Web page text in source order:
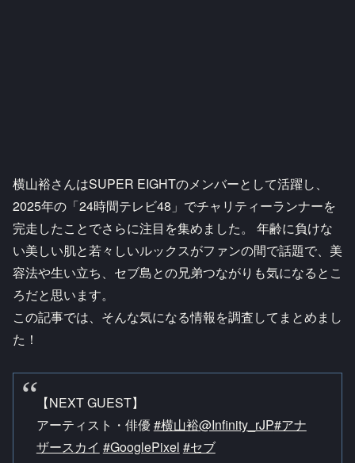
横山裕さんはSUPER EIGHTのメンバーとして活躍し、
2025年の「24時間テレビ48」でチャリティーランナーを
完走したことでさらに注目を集めました。 年齢に負けな
い美しい肌と若々しいルックスがファンの間で話題で、美
容法や生い立ち、セブ島との兄弟つながりも気になるとこ
ろだと思います。
この記事では、そんな気になる情報を調査してまとめまし
た！
【NEXT GUEST】
アーティスト・俳優#横山裕@Infinity_rJP#アナ
ザースカイ #GooglePixel #セブ